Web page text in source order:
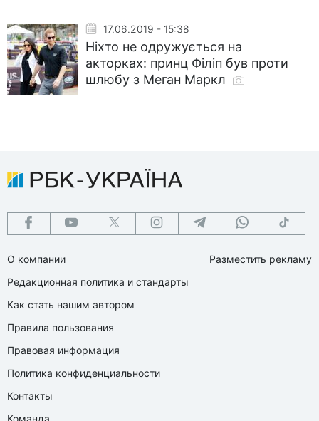
17.06.2019 - 15:38
Ніхто не одружується на
акторках: принц Філіп був проти
шлюбу з Меган Маркл
О компании
Редакционная политика и стандарты
Как стать нашим автором
Правила пользования
Правовая информация
Политика конфиденциальности
Контакты
Команда
Разместить рекламу